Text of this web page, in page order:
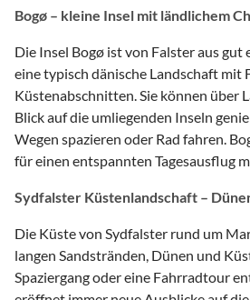
Bogø – kleine Insel mit ländlichem
Die Insel Bogø ist von Falster aus
eine typisch dänische Landschaft mit
Küstenabschnitten. Sie können über
Blick auf die umliegenden Inseln
Wegen spazieren oder Rad fahren.
für einen entspannten Tagesausflug
Sydfalster Küstenlandschaft –
Die Küste von Sydfalster rund um
langen Sandstränden, Dünen und
Spaziergang oder eine Fahrradtour